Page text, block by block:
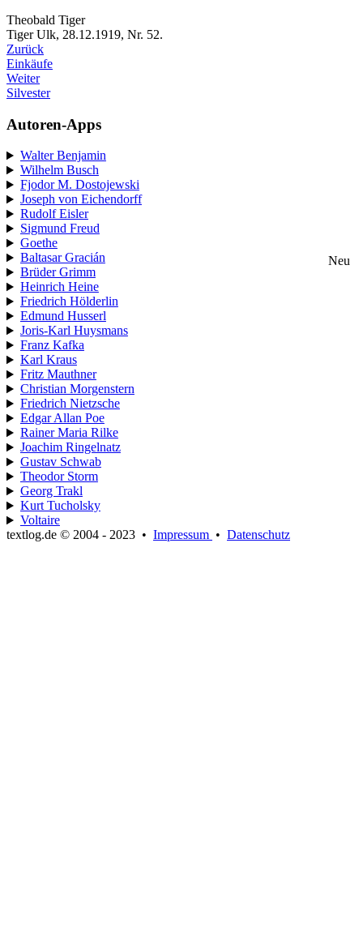
Theobald Tiger
Tiger Ulk, 28.12.1919, Nr. 52.
Zurück
Einkäufe
Weiter
Silvester
Autoren-Apps
Walter Benjamin
Wilhelm Busch
Fjodor M. Dostojewski
Joseph von Eichendorff
Rudolf Eisler
Sigmund Freud
Goethe
Baltasar Gracián
Neu
Brüder Grimm
Heinrich Heine
Friedrich Hölderlin
Edmund Husserl
Joris-Karl Huysmans
Franz Kafka
Karl Kraus
Fritz Mauthner
Christian Morgenstern
Friedrich Nietzsche
Edgar Allan Poe
Rainer Maria Rilke
Joachim Ringelnatz
Gustav Schwab
Theodor Storm
Georg Trakl
Kurt Tucholsky
Voltaire
textlog.de © 2004 - 2023 • Impressum • Datenschutz